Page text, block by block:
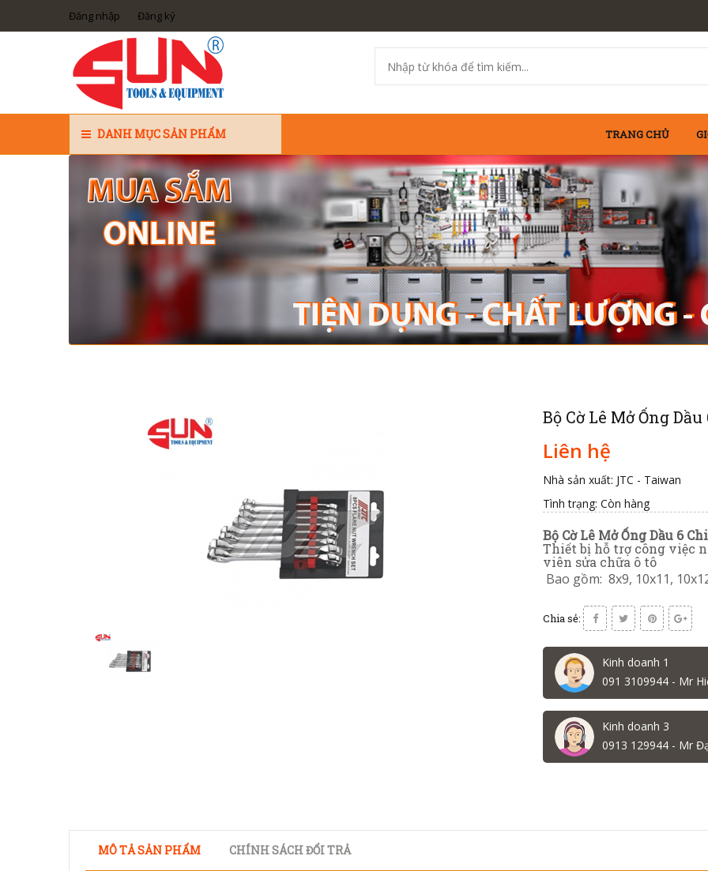
Đăng nhập Đăng ký
DANH MỤC SẢN PHẨM TRANG CHỦ
Bộ Cờ Lê Mở Ống
Liên hệ
Nhà sản xuất: JTC - Taiwan
Tình trạng: Còn hàng
Bộ Cờ Lê Mở Ống Dầu 6
Thiết bị hỗ trợ công việc
viên sửa chữa ô tô
Bao gồm: 8x9, 10x11,
Chia sẻ:
Kinh doanh 1
091 3109944 - Mr
Kinh doanh 3
0913 129944 - Mr
MÔ TẢ SẢN PHẨM CHÍNH SÁCH ĐỔI TRẢ